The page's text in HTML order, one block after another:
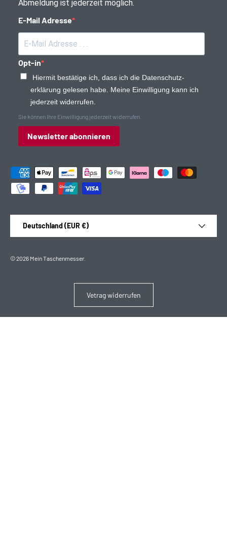
Abmeldung ist jederzeit möglich.
E-Mail Adresse
Opt-in
Hiermit bestätige ich, dass ich die Daten­schutz­
erklärung gelesen habe. Meine Einwilligung kann ich
jederzeit widerrufen.
Sie können Ihre Einwilligung jederzeit widerrufen.
Newsletter abonnieren
Zahlungsmethoden
Deutschland (EUR €)
© 2026 Mein Taschenmesser
Vetrag widerrufen